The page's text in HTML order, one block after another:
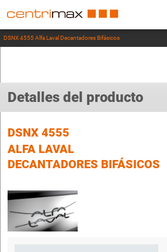
DSNX 4555 Alfa Laval Decantadores Bifásicos
Detalles del producto
DSNX 4555
ALFA LAVAL
DECANTADORES BIFÁSICOS